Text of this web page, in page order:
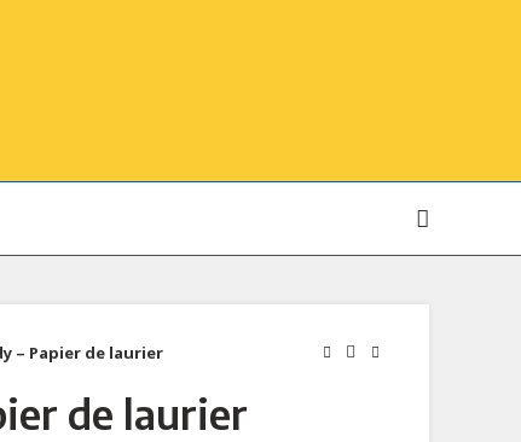
– Papier de laurier
de laurier